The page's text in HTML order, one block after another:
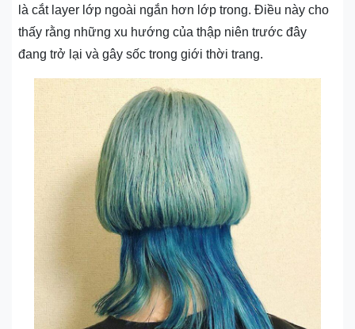
là cắt layer lớp ngoài ngắn hơn lớp trong. Điều này cho
thấy rằng những xu hướng của thập niên trước đây
đang trở lại và gây sốc trong giới thời trang.